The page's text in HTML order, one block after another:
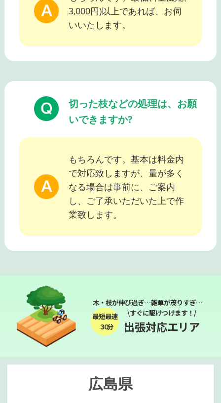
3,000円)以上であれば、お伺
いいたします。
切った枝などの処理は、お願
いできますか?
もちろんです。基本は料金内
で対応致しますが、量が多く
なる場合は事前に、ご案内
し、ご了承いただいた上で作
業致します。
木・枝が伸び過ぎ…雑草が茂りすぎ…
最短最速
３０分
\すぐに駆けつけます！/
出張対応エリア
広島県